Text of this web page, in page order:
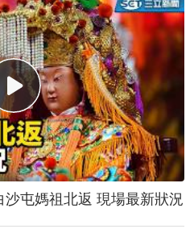
屯媽祖北返 現場最新狀況